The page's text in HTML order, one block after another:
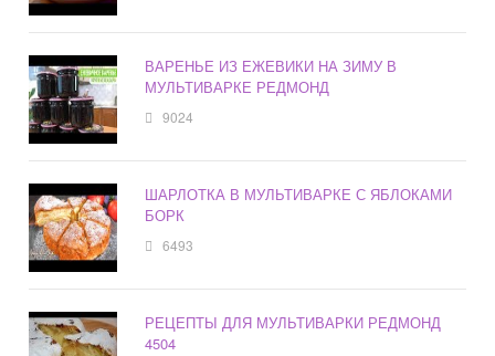
ВАРЕНЬЕ ИЗ ЕЖЕВИКИ НА ЗИМУ В
МУЛЬТИВАРКЕ РЕДМОНД
9024
ШАРЛОТКА В МУЛЬТИВАРКЕ С ЯБЛОКАМИ
БОРК
6493
РЕЦЕПТЫ ДЛЯ МУЛЬТИВАРКИ РЕДМОНД
4504